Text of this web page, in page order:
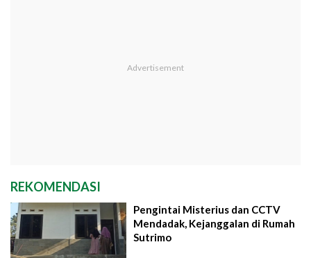
REKOMENDASI
Pengintai Misterius dan CCTV
Mendadak, Kejanggalan di Rumah
Sutrimo